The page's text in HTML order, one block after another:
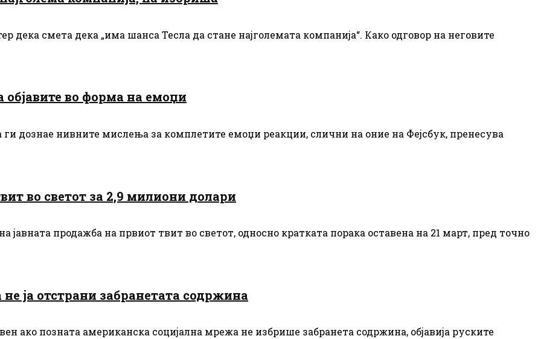
дека смета дека „има шанса Тесла да стане најголемата компанија“. Како одговор на неговите
во форма на емоџи
дознае нивните мислења за комплетите емоџи реакции, слични на оние на Фејсбук, пренесува
во светот за 2,9 милиони долари
продажба на првиот твит во светот, односно кратката порака оставена на 21 март, пред точно
ја отстрани забранетата содржина
ако позната американска социјална мрежа не избрише забранета содржина, објавија руските